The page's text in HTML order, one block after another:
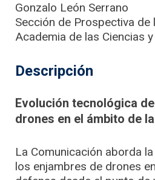
Gonzalo León Serrano
Sección de Prospectiva de
Academia de las Ciencias
Descripción
Evolución tecnológica
drones en el ámbito de
La Comunicación aborda
los enjambres de drones